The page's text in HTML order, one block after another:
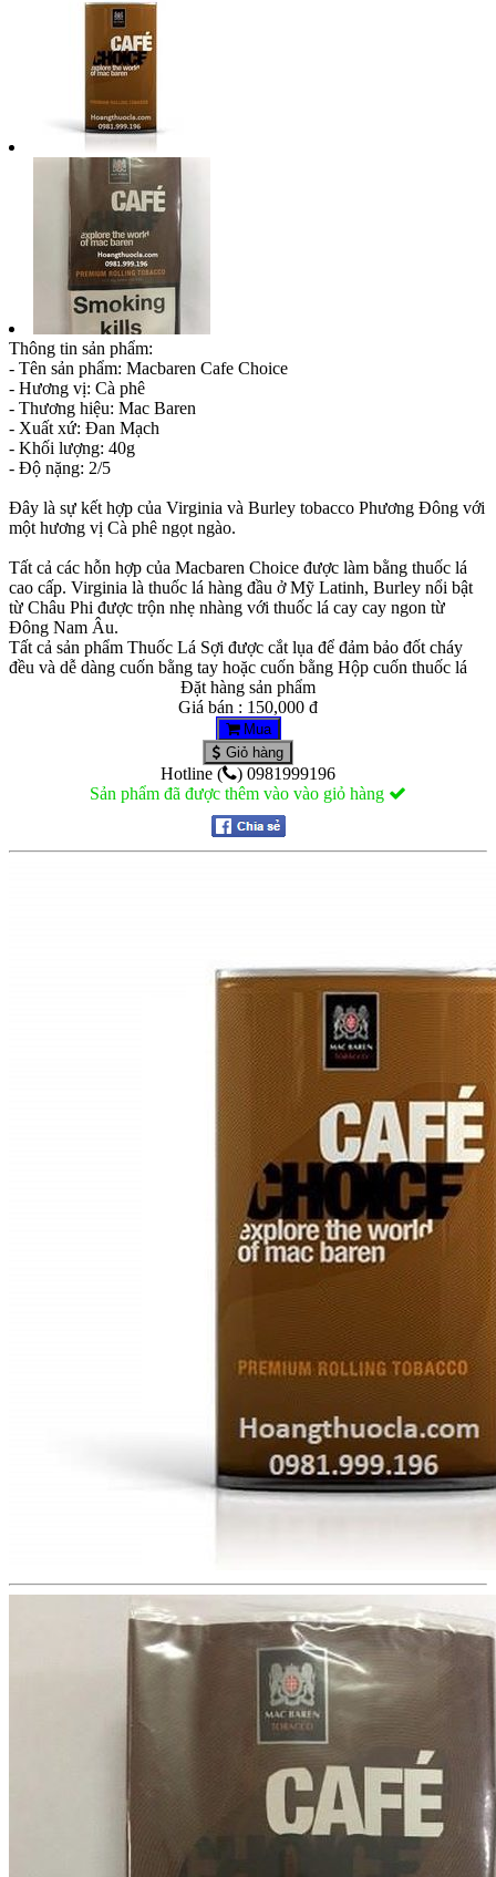
Thông tin sản phẩm:
- Tên sản phẩm: Macbaren Cafe Choice
- Hương vị: Cà phê
- Thương hiệu: Mac Baren
- Xuất xứ: Đan Mạch
- Khối lượng: 40g
- Độ nặng: 2/5
Đây là sự kết hợp của Virginia và Burley tobacco Phương Đông với
một hương vị Cà phê ngọt ngào.
Tất cả các hỗn hợp của Macbaren Choice được làm bằng thuốc lá
cao cấp. Virginia là thuốc lá hàng đầu ở Mỹ Latinh, Burley nổi bật
từ Châu Phi được trộn nhẹ nhàng với thuốc lá cay cay ngon từ
Đông Nam Âu.
Tất cả sản phẩm Thuốc Lá Sợi được cắt lụa để đảm bảo đốt cháy
đều và dễ dàng cuốn bằng tay hoặc cuốn bằng Hộp cuốn thuốc lá
Đặt hàng sản phẩm
Giá bán : 150,000 đ
Mua
Giỏ hàng
Hotline (
) 0981999196
Sản phẩm đã được thêm vào vào giỏ hàng